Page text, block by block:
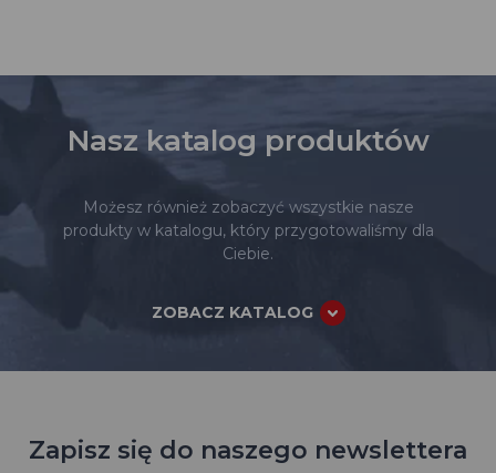
Nasz katalog produktów
Możesz również zobaczyć wszystkie nasze
produkty w katalogu, który przygotowaliśmy dla
Ciebie.
ZOBACZ KATALOG
Zapisz się do naszego newslettera